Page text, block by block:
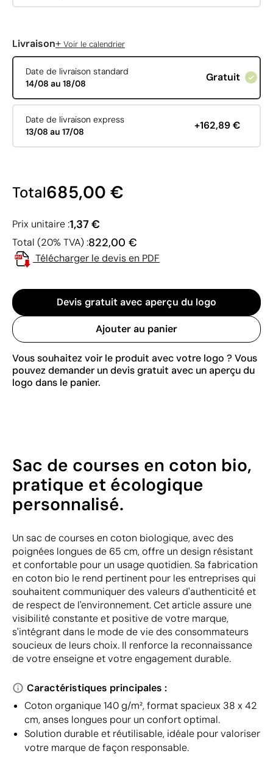
Livraison+ Voir le calendrier
Date de livraison standard
14/08 au 18/08
Gratuit
Date de livraison express
13/08 au 17/08
+162,89 €
Total685,00 €
Prix unitaire :1,37 €
Total (20% TVA) :822,00 €
Télécharger le devis en PDF
Devis gratuit avec aperçu du logo
Ajouter au panier
Vous souhaitez voir le produit avec votre logo ? Vous
pouvez demander un devis gratuit avec un aperçu du
logo dans le panier.
Sac de courses en coton bio,
pratique et écologique
personnalisé.
Un sac de courses en coton biologique, avec des
poignées longues de 65 cm, offre un design résistant
et confortable pour un usage quotidien. Sa fabrication
en coton bio le rend pertinent pour les entreprises qui
souhaitent communiquer des valeurs d'authenticité et
de respect de l'environnement. Cet article assure une
visibilité constante et positive de votre marque,
s'intégrant dans le mode de vie des consommateurs
soucieux de leurs choix. Il renforce la reconnaissance
de votre enseigne et votre engagement durable.
Caractéristiques principales :
Coton organique 140 g/m², format spacieux 38 x 42
cm, anses longues pour un confort optimal.
Solution durable et réutilisable, idéale pour valoriser
votre marque de façon responsable.